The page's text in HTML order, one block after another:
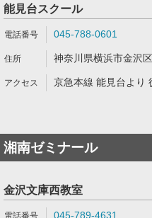
能見台スクール
045-788-0601
神奈川県横浜市金沢
京急本線 能見台より
湘南ゼミナール
金沢文庫西教室
045-789-4631